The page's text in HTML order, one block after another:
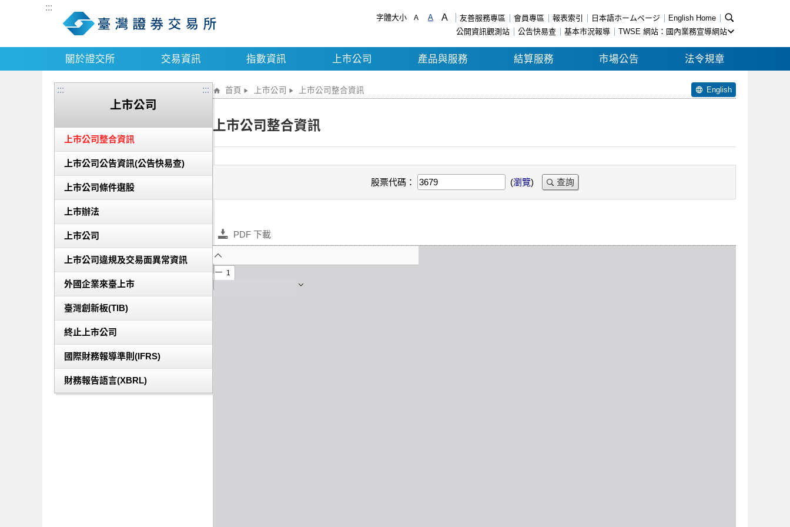
:::
字體大小 A A A 友善服務專區 會員專區 報表索引 日本語ホームページ
English Home
公開資訊觀測站
公告快易查 基本市況報導 TWSE 網站：國內業務宣導網站
關於證交所 交易資訊 指數資訊 上市公司 產品與服務 結算服務 市場公告 法令規章
:::
上市公司
上市公司整合資訊
上市公司公告資訊(公告快易查)
上市公司條件選股
上市辦法
上市公司
上市公司違規及交易面異常資訊
外國企業來臺上市
臺灣創新板(TIB)
終止上市公司
國際財務報導準則(IFRS)
財務報告語言(XBRL)
::: 首頁 上市公司 上市公司整合資訊 English
上市公司整合資訊
股票代碼： (瀏覽) 查詢
PDF 下載